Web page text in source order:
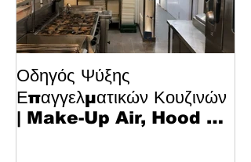
Οδηγός Ψύξης
Επαγγελματικών Κουζινών
| Make-Up Air, Hood &